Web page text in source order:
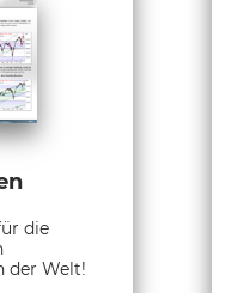
die
der Welt!